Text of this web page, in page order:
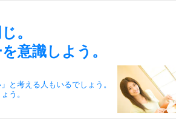
。
意識しよう。
と考える人もいるでしょう。
う。